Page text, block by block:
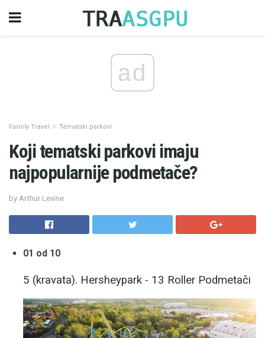
ad
Family Travel Tematski parkovi
Koji tematski parkovi imaju
najpopularnije podmetače?
by Arthur Levine
01 od 10
5 (kravata). Hersheypark - 13 Roller Podmetači